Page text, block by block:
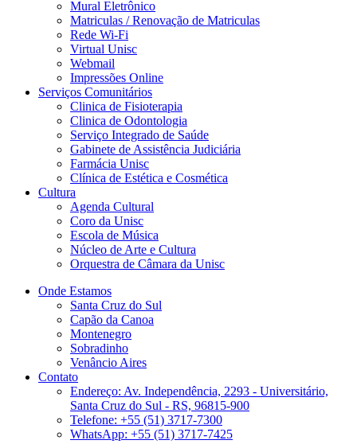
Mural Eletrônico
Matriculas / Renovação de Matriculas
Rede Wi-Fi
Virtual Unisc
Webmail
Impressões Online
Serviços Comunitários
Clinica de Fisioterapia
Clinica de Odontologia
Serviço Integrado de Saúde
Gabinete de Assistência Judiciária
Farmácia Unisc
Clínica de Estética e Cosmética
Cultura
Agenda Cultural
Coro da Unisc
Escola de Música
Núcleo de Arte e Cultura
Orquestra de Câmara da Unisc
Onde Estamos
Santa Cruz do Sul
Capão da Canoa
Montenegro
Sobradinho
Venâncio Aires
Contato
Endereço: Av. Independência, 2293 - Universitário,
Santa Cruz do Sul - RS, 96815-900
Telefone: +55 (51) 3717-7300
WhatsApp: +55 (51) 3717-7425